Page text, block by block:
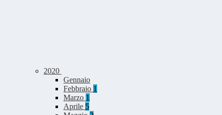
2020
Gennaio
Febbraio 1
Marzo 1
Aprile 5